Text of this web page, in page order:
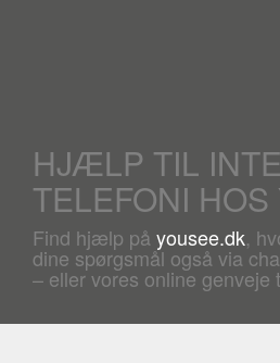
HJÆLP TIL
TELEFONI HOS
Find hjælp på yousee.dk,
dine spørgsmål også via
– eller vores online genveje